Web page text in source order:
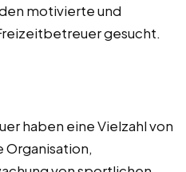
motivierte und
gesucht.
haben eine Vielzahl von
Organisation,